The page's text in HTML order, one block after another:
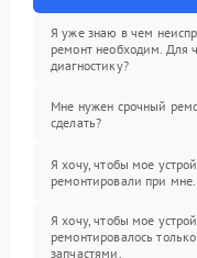
Я уже знаю в чем
ремонт необходим. Для
диагностику?
Мне нужен срочный
сделать?
Я хочу, чтобы мое
ремонтировали при мне.
Я хочу, чтобы мое
ремонтировалось
запчастями.